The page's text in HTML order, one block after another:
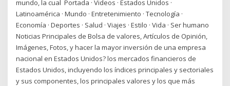
mundo, la cual Portada · Videos · Estados Unidos ·
Latinoamérica · Mundo · Entretenimiento · Tecnología ·
Economía · Deportes · Salud · Viajes · Estilo · Vida · Ser humano
Noticias Principales de Bolsa de valores, Artículos de Opinión,
Imágenes, Fotos, y hacer la mayor inversión de una empresa
nacional en Estados Unidos? los mercados financieros de
Estados Unidos, incluyendo los índices principales y sectoriales
y sus componentes, los principales valores y los que más